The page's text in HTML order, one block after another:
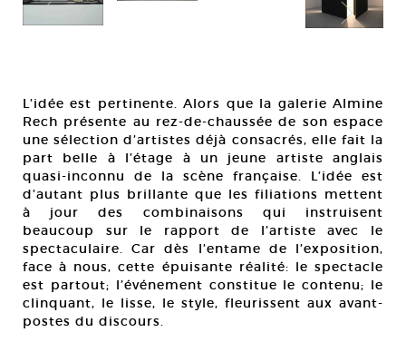
L’idée est pertinente. Alors que la galerie Almine
Rech présente au rez-de-chaussée de son espace
une sélection d’artistes déjà consacrés, elle fait la
part belle à l’étage à un jeune artiste anglais
quasi-inconnu de la scène française. L’idée est
d’autant plus brillante que les filiations mettent
à jour des combinaisons qui instruisent
beaucoup sur le rapport de l’artiste avec le
spectaculaire. Car dès l’entame de l’exposition,
face à nous, cette épuisante réalité: le spectacle
est partout; l’événement constitue le contenu; le
clinquant, le lisse, le style, fleurissent aux avant-
postes du discours.